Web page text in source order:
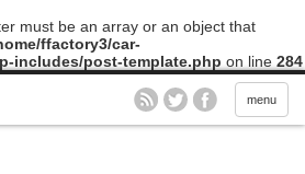
must be an array or an object that
ffactory3/car-
includes/post-template.php on line 284
menu